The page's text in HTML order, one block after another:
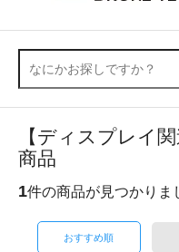
【ディスプレイ
商品
1件の商品が見つかりま
おすすめ順